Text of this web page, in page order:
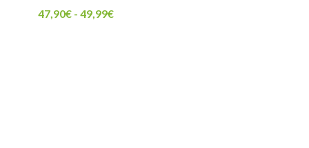
47,90€ - 49,99€